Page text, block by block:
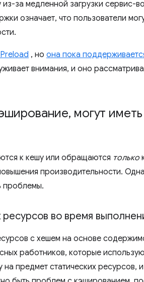
за медленной загрузки сервис-
означает, что пользователи
, но она пока
внимания, и оно
, могут иметь
к кешу или обращаются только
производительности.
проблемы.
во время
с хешем на основе
работников, которые
предмет статических ресурсов,